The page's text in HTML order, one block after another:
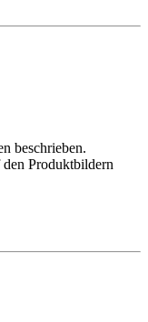
beschrieben.
Produktbildern